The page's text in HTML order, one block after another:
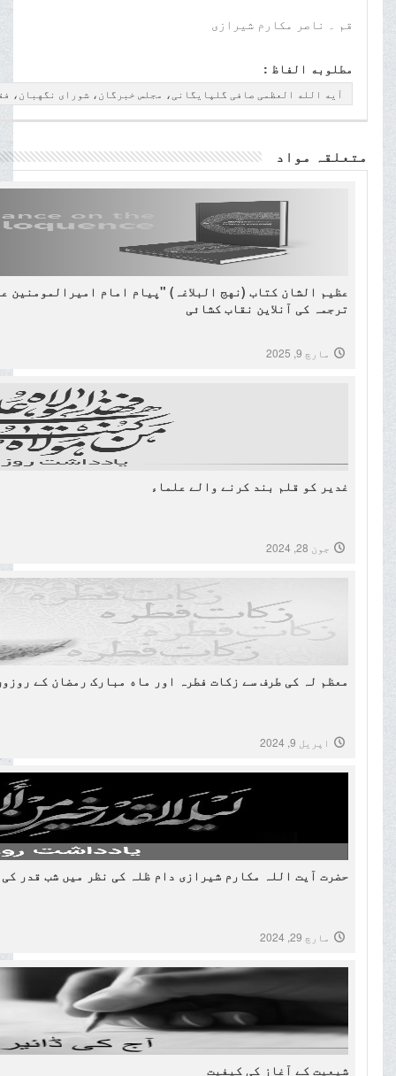
قم ۔ ناصر مکارم شیرازی
مطلوبه الفاظ :
آیه الله العظمی صافی گلپایگانی، مجلس خبرگان، شورای نگهبان،
متعلقہ مواد
عظیم الشان کتاب (نهج البلاغہ) "پیام امام امیرالمومنین
ترجمہ کی آنلاین نقاب کشائی
مارچ 9, 2025
غدیر کو قلم بند کرنے والے علماء
جون 28, 2024
معظم لہ کی طرف سے زکات فطرہ اور ماه مبارک رمضان کے
اپریل 9, 2024
حضرت آیت اللہ مکارم شیرازی دام ظلہ کی نظر میں شب قدر
مارچ 29, 2024
شیعیت کے آغاز کی کیفیت